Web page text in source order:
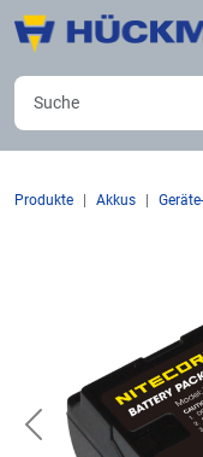
Produkte Akkus
Previous